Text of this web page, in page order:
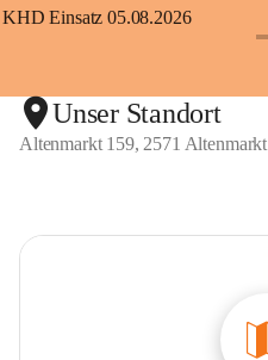
KHD Einsatz 05.08.2026
Unser Standort
Altenmarkt 159, 2571